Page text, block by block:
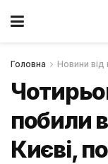
Головна Новини від
побили
Києві,